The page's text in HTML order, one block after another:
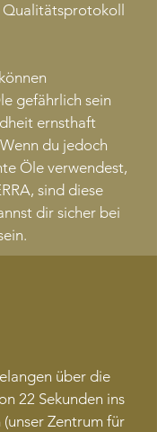
gefährlich sein
ernsthaft
du jedoch
Öle verwendest,
sind diese
dir sicher bei
über die
22 Sekunden ins
(unser Zentrum für